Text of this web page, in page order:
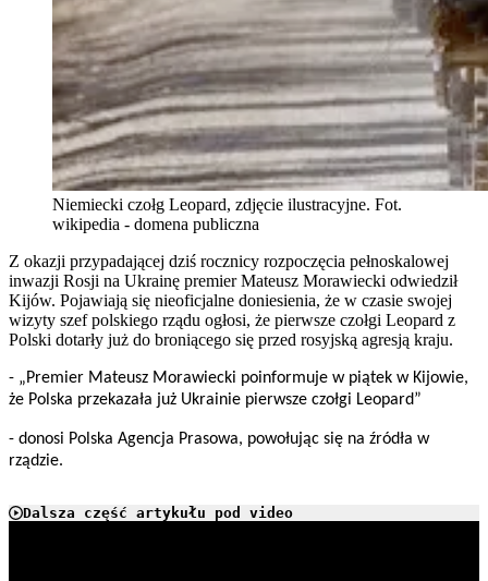
Niemiecki czołg Leopard, zdjęcie ilustracyjne. Fot.
wikipedia - domena publiczna
Z okazji przypadającej dziś rocznicy rozpoczęcia pełnoskalowej
inwazji Rosji na Ukrainę premier Mateusz Morawiecki odwiedził
Kijów. Pojawiają się nieoficjalne doniesienia, że w czasie swojej
wizyty szef polskiego rządu ogłosi, że pierwsze czołgi Leopard z
Polski dotarły już do broniącego się przed rosyjską agresją kraju.
- „Premier Mateusz Morawiecki poinformuje w piątek w Kijowie,
że Polska przekazała już Ukrainie pierwsze czołgi Leopard”
- donosi Polska Agencja Prasowa, powołując się na źródła w
rządzie.
Dalsza część artykułu pod video